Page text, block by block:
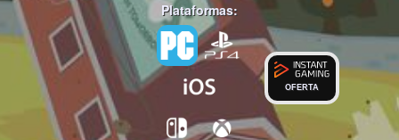
Plataformas:
OFERTA